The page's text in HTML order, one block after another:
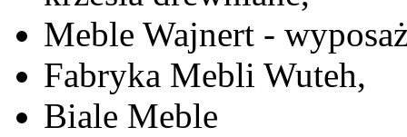
Meble Wajnert -
Fabryka Mebli Wuteh,
Biale Meble